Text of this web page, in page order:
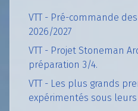
VTT - Pré-commande
2026/2027
VTT - Projet Stoneman
préparation 3/4.
VTT - Les plus grands
expérimentés sous leurs